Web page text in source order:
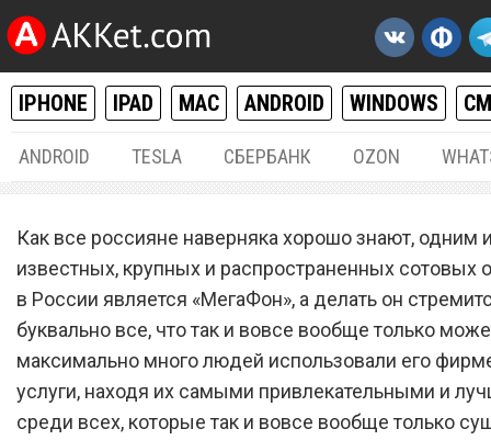
IPHONE IPAD MAC ANDROID WINDOWS
ANDROID TESLA СБЕРБАНК OZON
Сотовый оператор
запустил самый лучший
тарифный план, о котором
мечтали абсолютно все
Как все россияне наверняка хорошо знают, одним
известных, крупных и распространенных сотовых
в России является «МегаФон», а делать он
буквально все, что так и вовсе вообще только
максимально много людей использовали его
услуги, находя их самыми привлекательными и
среди всех, которые так и вовсе вообще только